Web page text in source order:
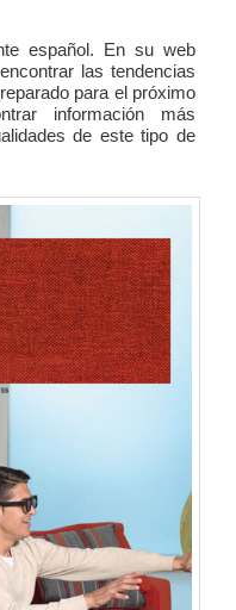
español. En su web
las tendencias
para el próximo
información más
de este tipo de